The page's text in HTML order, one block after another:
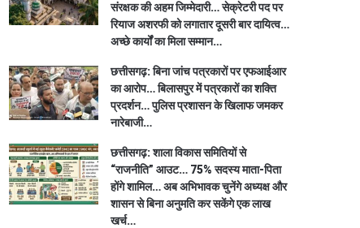
संरक्षक की अहम जिम्मेदारी… सेक्रेटरी पद पर
रियाज अशरफी को लगातार दूसरी बार दायित्व…
अच्छे कार्यों का मिला सम्मान…
छत्तीसगढ़: बिना जांच पत्रकारों पर एफआईआर
का आरोप… बिलासपुर में पत्रकारों का शक्ति
प्रदर्शन… पुलिस प्रशासन के खिलाफ जमकर
नारेबाजी…
छत्तीसगढ़: शाला विकास समितियों से
“राजनीति” आउट… 75% सदस्य माता-पिता
होंगे शामिल… अब अभिभावक चुनेंगे अध्यक्ष और
शासन से बिना अनुमति कर सकेंगे एक लाख
खर्च…